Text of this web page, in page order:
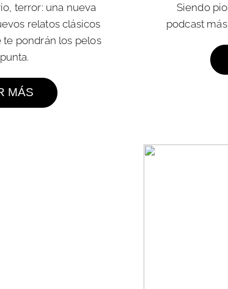
terror: una nueva
relatos clásicos
te pondrán los pelos
MÁS
Siendo
podcast